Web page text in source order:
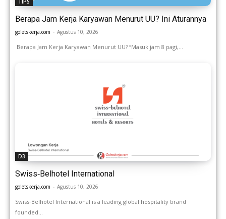
Berapa Jam Kerja Karyawan Menurut UU? Ini Aturannya
goletskerja.com - Agustus 10, 2026
Berapa Jam Kerja Karyawan Menurut UU? “Masuk jam 8 pagi,...
D3
Swiss‑Belhotel International
goletskerja.com - Agustus 10, 2026
Swiss‑Belhotel International is a leading global hospitality brand
founded...